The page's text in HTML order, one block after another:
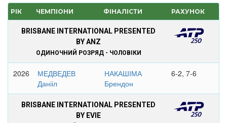
РІК ЧЕМПІОНИ ФІНАЛІСТИ РАХУНОК
BRISBANE INTERNATIONAL PRESENTED
BY ANZ
ОДИНОЧНИЙ РОЗРЯД - ЧОЛОВІКИ
2026
МЕДВЕДЕВ
Данііл
НАКАШІМА
Брендон
6-2, 7-6
BRISBANE INTERNATIONAL PRESENTED
BY EVIE